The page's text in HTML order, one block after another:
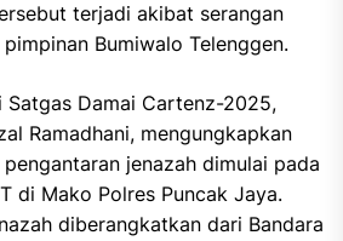
terjadi akibat serangan
pimpinan Bumiwalo Telenggen.
Satgas Damai Cartenz-2025,
Ramadhani, mengungkapkan
jenazah dimulai pada
di Mako Polres Puncak Jaya.
diberangkatkan dari Bandara